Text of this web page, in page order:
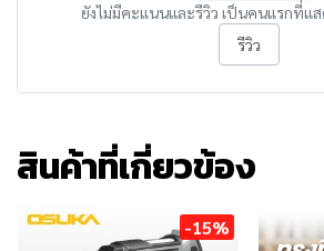
ยังไม่มีคะแนนและรีวิว เป็นคนแรกที่แ
รีวิว
สินค้าที่เกี่ยวข้อง
-15%